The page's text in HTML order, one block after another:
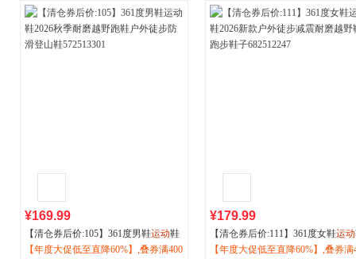
¥169.99
【清仓券后价:105】361度男鞋运动鞋
2026秋季耐磨越野跑鞋户外徒步防滑
【年度大促低至直降60%】,叠券满400
¥179.99
【清仓券后价:111】361度女鞋运动
2026新款户外徒步减震耐磨越野鞋
【年度大促低至直降60%】,叠券满